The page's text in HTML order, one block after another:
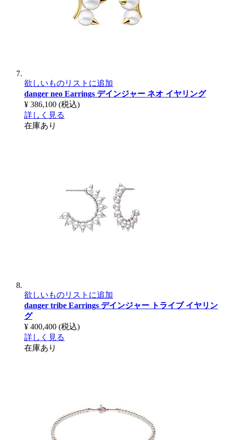
欲しいものリストに追加
danger neo Earrings デインジャー ネオ イヤリング
¥ 386,100 (税込)
詳しく見る
在庫あり
欲しいものリストに追加
danger tribe Earrings デインジャー トライブ イヤリン
グ
¥ 400,400 (税込)
詳しく見る
在庫あり